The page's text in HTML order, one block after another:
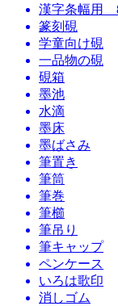
漢字条幅用
篆刻硯
学童向け硯
一品物の硯
硯箱
墨池
水滴
墨床
墨ばさみ
筆置き
筆筒
筆巻
筆櫛
筆吊り
筆キャップ
ペンケース
いろは歌印
消しゴム